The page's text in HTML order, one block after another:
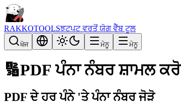
RAKKOTOOLSਝਟਪਟ ਵਰਤੋਂ ਯੋਗ ਵੈੱਬ ਟੂਲ
ਖੋਜ ਮੇਨੂ ਮੇਨੂ
🔢PDF ਪੰਨਾ ਨੰਬਰ ਸ਼ਾਮਲ ਕਰੋ
PDF ਦੇ ਹਰ ਪੰਨੇ 'ਤੇ ਪੰਨਾ ਨੰਬਰ ਜੋੜੋ